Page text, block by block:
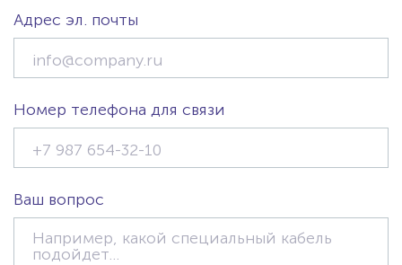
Адрес эл. почты
Номер телефона для связи
Ваш вопрос